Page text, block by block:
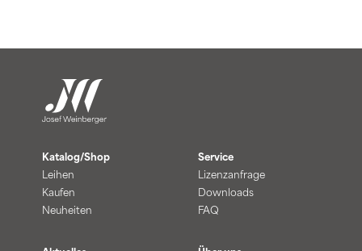
Katalog/Shop
Leihen
Kaufen
Neuheiten
Service
Lizenzanfrage
Downloads
FAQ